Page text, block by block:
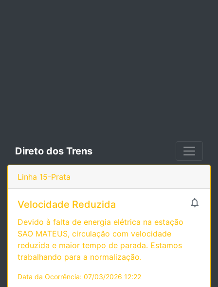
Direto dos Trens
Linha 15-Prata

Velocidade Reduzida
Devido à falta de energia elétrica na estação
SAO MATEUS, circulação com velocidade
reduzida e maior tempo de parada. Estamos
trabalhando para a normalização.
Data da Ocorrência: 07/03/2026 12:22